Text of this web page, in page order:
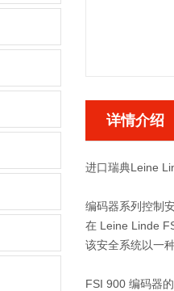
详情介绍
进口瑞典Leine
编码器系列控制
在 Leine Linde
该安全系统以一
FSI 900 编码器